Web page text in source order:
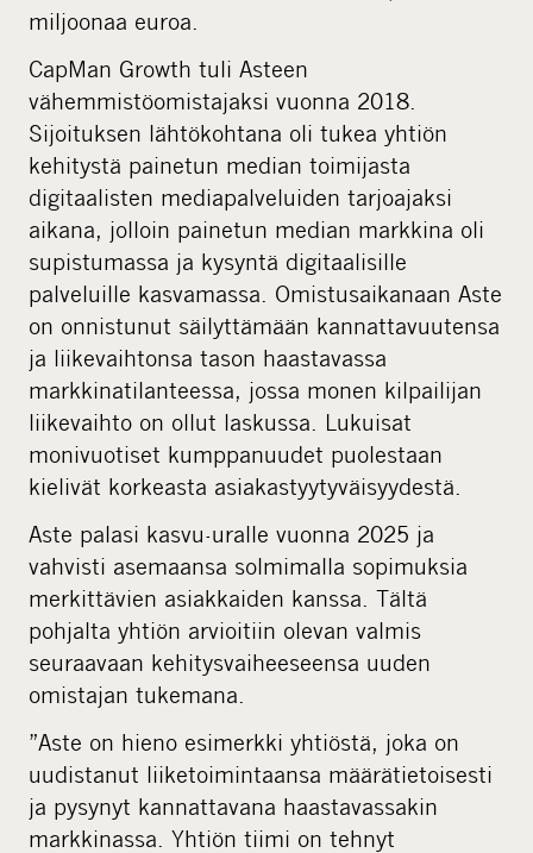
miljoonaa euroa.
CapMan Growth tuli Asteen
vähemmistöomistajaksi vuonna 2018.
Sijoituksen lähtökohtana oli tukea yhtiön
kehitystä painetun median toimijasta
digitaalisten mediapalveluiden tarjoajaksi
aikana, jolloin painetun median markkina oli
supistumassa ja kysyntä digitaalisille
palveluille kasvamassa. Omistusaikanaan Aste
on onnistunut säilyttämään kannattavuutensa
ja liikevaihtonsa tason haastavassa
markkinatilanteessa, jossa monen kilpailijan
liikevaihto on ollut laskussa. Lukuisat
monivuotiset kumppanuudet puolestaan
kielivät korkeasta asiakastyytyväisyydestä.
Aste palasi kasvu-uralle vuonna 2025 ja
vahvisti asemaansa solmimalla sopimuksia
merkittävien asiakkaiden kanssa. Tältä
pohjalta yhtiön arvioitiin olevan valmis
seuraavaan kehitysvaiheeseensa uuden
omistajan tukemana.
”Aste on hieno esimerkki yhtiöstä, joka on
uudistanut liiketoimintaansa määrätietoisesti
ja pysynyt kannattavana haastavassakin
markkinassa. Yhtiön tiimi on tehnyt